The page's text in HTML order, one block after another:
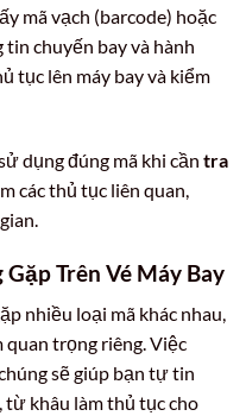
mã vạch (barcode) hoặc
tin chuyến bay và hành
tục lên máy bay và kiểm
dụng đúng mã khi cần tra
các thủ tục liên quan,
Trên Vé Máy Bay
nhiều loại mã khác nhau,
quan trọng riêng. Việc
sẽ giúp bạn tự tin
khâu làm thủ tục cho